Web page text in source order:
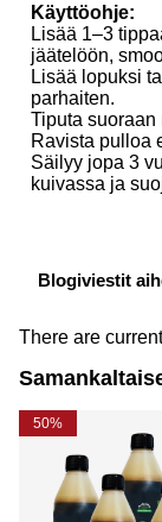
Käyttöohje:
Lisää 1–3
jäätelöön,
Lisää lopuksi
parhaiten.
Tiputa suoraan
Ravista pulloa
Säilyy jopa 3
kuivassa ja
Blogiviestit
There are
50%